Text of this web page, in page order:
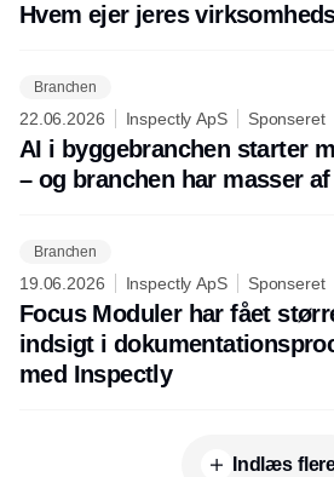
Hvem ejer jeres
Branchen
22.06.2026 Inspectly ApS Sponseret
AI i byggebranchen starter
– og branchen har masser
Branchen
19.06.2026 Inspectly ApS Sponseret
Focus Moduler har fået
indsigt i
med Inspectly
Indlæs